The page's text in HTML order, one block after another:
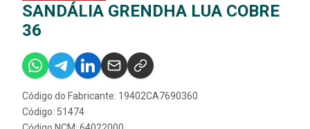
SANDÁLIA GRENDHA LUA COBRE
36
Código do Fabricante: 19402CA7690360
Código: 51474